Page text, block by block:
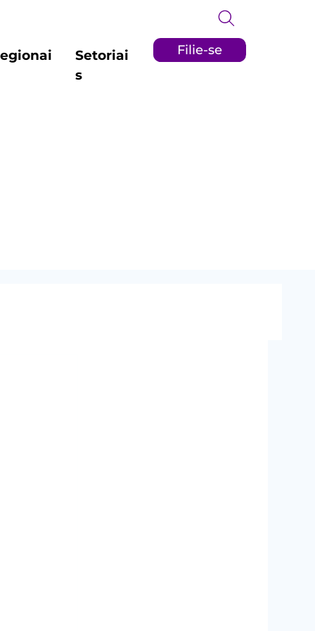
Filie-se
Setoriai
s